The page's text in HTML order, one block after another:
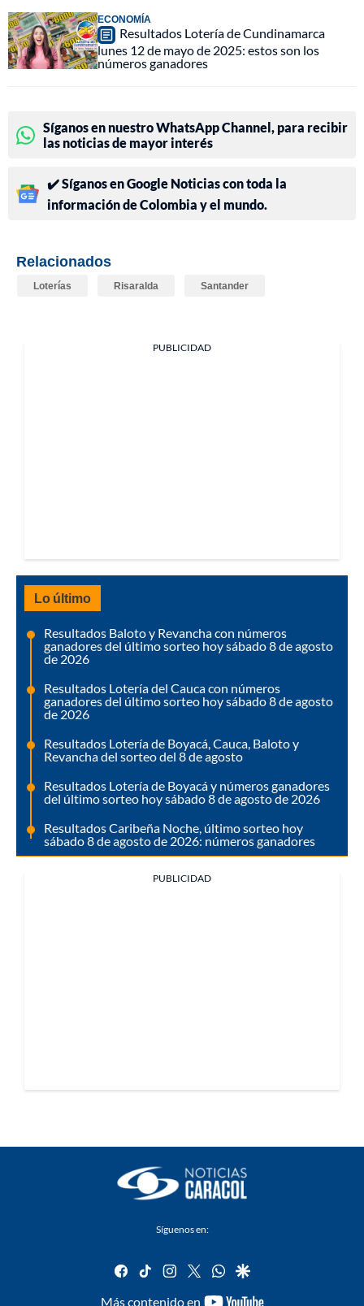
ECONOMÍA
Resultados Lotería de Cundinamarca
lunes 12 de mayo de 2025: estos son los
números ganadores
Síganos en nuestro WhatsApp Channel, para recibir
las noticias de mayor interés
✔️ Síganos en Google Noticias con toda la
información de Colombia y el mundo.
Relacionados
Loterías Risaralda Santander
PUBLICIDAD
Lo último
Resultados Baloto y Revancha con números
ganadores del último sorteo hoy sábado 8 de agosto
de 2026
Resultados Lotería del Cauca con números
ganadores del último sorteo hoy sábado 8 de agosto
de 2026
Resultados Lotería de Boyacá, Cauca, Baloto y
Revancha del sorteo del 8 de agosto
Resultados Lotería de Boyacá y números ganadores
del último sorteo hoy sábado 8 de agosto de 2026
Resultados Caribeña Noche, último sorteo hoy
sábado 8 de agosto de 2026: números ganadores
PUBLICIDAD
Síguenos en:
facebook
tiktok instagram
twitterwhatsapp
google
Más contenido en
youtube-